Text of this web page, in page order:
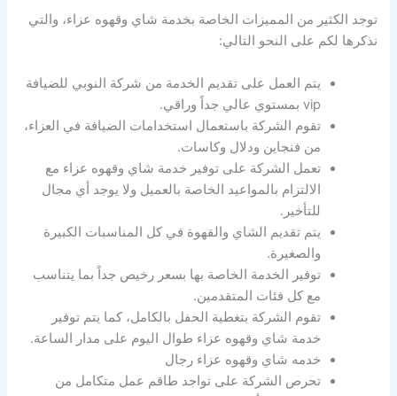
توجد الكثير من المميزات الخاصة بخدمة شاي وقهوه عزاء، والتي
نذكرها لكم على النحو التالي:
يتم العمل على تقديم الخدمة من شركة النوبي للضيافة
vip بمستوي عالي جداً وراقي.
تقوم الشركة باستعمال استخدامات الضيافة في العزاء،
من فنجاين ودلال وكاسات.
تعمل الشركة على توفير خدمة شاي وقهوه عزاء مع
الالتزام بالمواعيد الخاصة بالعميل ولا يوجد أي مجال
للتأخير.
يتم تقديم الشاي والقهوة في كل المناسبات الكبيرة
والصغيرة.
توفير الخدمة الخاصة بها بسعر رخيص جداً بما يتناسب
مع كل فئات المتقدمين.
تقوم الشركة بتغطية الحفل بالكامل، كما يتم توفير
خدمة شاي وقهوه عزاء طوال اليوم على مدار الساعة.
خدمه شاي وقهوه عزاء رجال
تحرص الشركة على تواجد طاقم عمل متكامل من